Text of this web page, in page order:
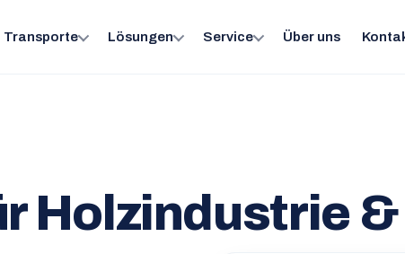
Transporte Lösungen Service Über uns
Holzindustrie &